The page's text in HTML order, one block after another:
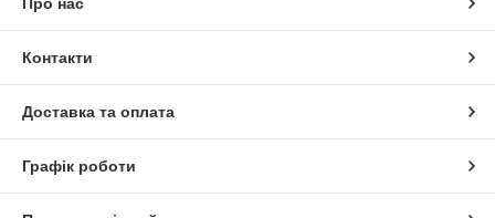
Контакти
Доставка та оплата
Графік роботи